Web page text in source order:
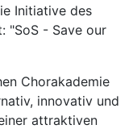
Initiative des
"SoS - Save our
Chorakademie
innovativ und
attraktiven